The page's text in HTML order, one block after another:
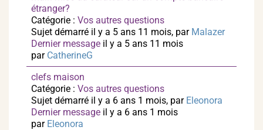
étranger?
Catégorie : Vos autres questions
Sujet démarré il y a 5 ans 11 mois, par Malazer
Dernier message il y a 5 ans 11 mois
par CatherineG
clefs maison
Catégorie : Vos autres questions
Sujet démarré il y a 6 ans 1 mois, par Eleonora
Dernier message il y a 6 ans 1 mois
par Eleonora